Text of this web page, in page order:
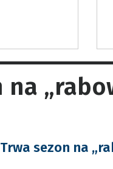
na
Trwa sezon na